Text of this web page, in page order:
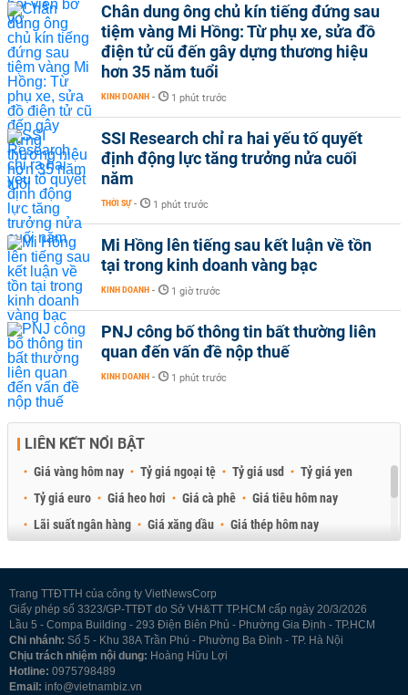
Chân dung ông chủ kín tiếng đứng sau
tiệm vàng Mi Hồng: Từ phụ xe, sửa đồ
điện tử cũ đến gây dựng thương hiệu
hơn 35 năm tuổi
KINH DOANH - 1 phút trước
SSI Research chỉ ra hai yếu tố quyết
định động lực tăng trưởng nửa cuối
năm
THỜI SỰ - 1 phút trước
Mi Hồng lên tiếng sau kết luận về tồn
tại trong kinh doanh vàng bạc
KINH DOANH - 1 giờ trước
PNJ công bố thông tin bất thường liên
quan đến vấn đề nộp thuế
KINH DOANH - 1 phút trước
LIÊN KẾT NỔI BẬT
Giá vàng hôm nay Tỷ giá ngoại tệ Tỷ giá usd
Tỷ giá yen
Tỷ giá euro
Giá heo hơi Giá cà phê
Giá tiêu hôm nay
Lãi suất ngân hàng
Giá xăng dầu
Giá thép hôm nay
Trang TTĐTTH của công ty VietNewsCorp
Giấy phép số 3323/GP-TTĐT do Sở VH&TT TP.HCM cấp ngày 20/3/2026
Lầu 5 - Compa Building - 293 Điện Biên Phủ - Phường Gia Định - TP.HCM
Chi nhánh: Số 5 - Khu 38A Trần Phú - Phường Ba Đình - TP. Hà Nội
Chịu trách nhiệm nội dung: Hoàng Hữu Lợi
Hotline: 0975798489
Email: info@vietnambiz.vn